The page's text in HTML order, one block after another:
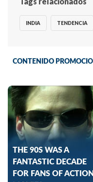
INDIA TENDENCIA